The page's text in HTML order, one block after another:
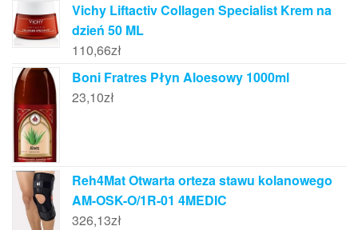
Vichy Liftactiv Collagen Specialist Krem na
dzień 50 ML
110,66zł
Boni Fratres Płyn Aloesowy 1000ml
23,10zł
Reh4Mat Otwarta orteza stawu kolanowego
AM-OSK-O/1R-01 4MEDIC
326,13zł